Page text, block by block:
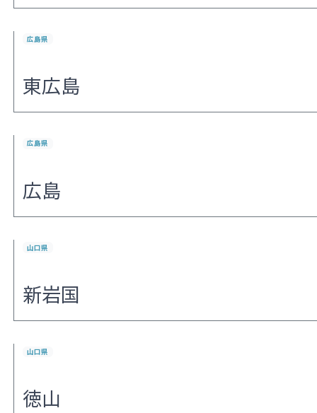
広島県
東広島
広島県
広島
山口県
新岩国
山口県
徳山